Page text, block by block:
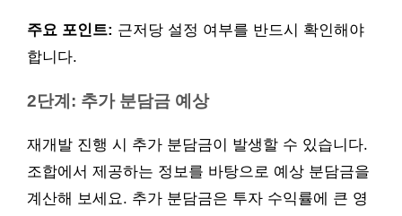
주요 포인트: 근저당 설정 여부를 반드시 확인해야
합니다.
2단계: 추가 분담금 예상
재개발 진행 시 추가 분담금이 발생할 수 있습니다.
조합에서 제공하는 정보를 바탕으로 예상 분담금을
계산해 보세요. 추가 분담금은 투자 수익률에 큰 영